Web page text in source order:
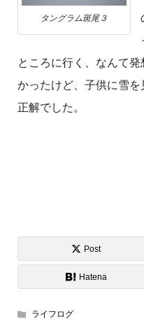
タングラム斑尾３
ところに行く、なんて
かったけど、子供に雪
正解でした。
Post
Hatena
ライフログ